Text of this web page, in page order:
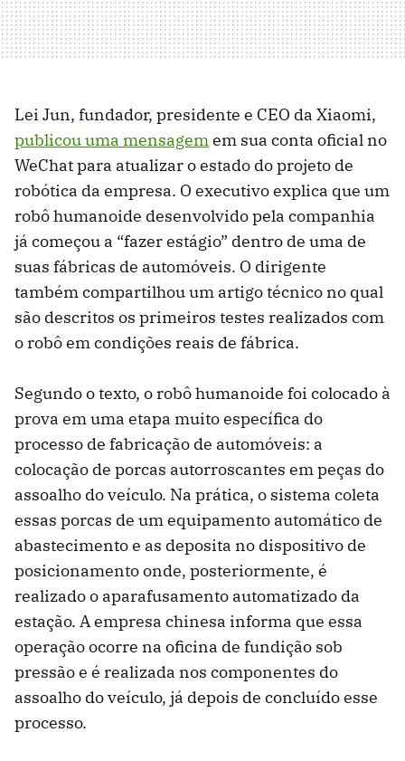
Lei Jun, fundador, presidente e CEO da Xiaomi,
publicou uma mensagemem sua conta oficial no
WeChat para atualizar o estado do projeto de
robótica da empresa. O executivo explica que um
robô humanoide desenvolvido pela companhia
já começou a “fazer estágio” dentro de uma de
suas fábricas de automóveis. O dirigente
também compartilhou um artigo técnico no qual
são descritos os primeiros testes realizados com
o robô em condições reais de fábrica.
Segundo o texto, o robô humanoide foi colocado à
prova em uma etapa muito específica do
processo de fabricação de automóveis: a
colocação de porcas autorroscantes em peças do
assoalho do veículo. Na prática, o sistema coleta
essas porcas de um equipamento automático de
abastecimento e as deposita no dispositivo de
posicionamento onde, posteriormente, é
realizado o aparafusamento automatizado da
estação. A empresa chinesa informa que essa
operação ocorre na oficina de fundição sob
pressão e é realizada nos componentes do
assoalho do veículo, já depois de concluído esse
processo.